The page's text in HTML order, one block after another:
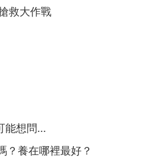
救大作戰
能想問...
？養在哪裡最好？